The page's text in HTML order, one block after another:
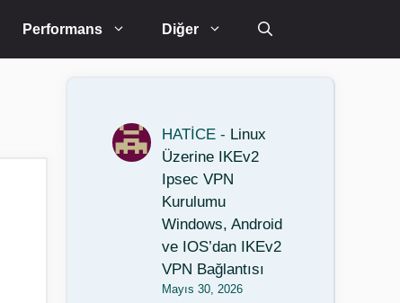
Performans Diğer
HATİCE - Linux
Üzerine IKEv2
Ipsec VPN
Kurulumu
Windows, Android
ve IOS’dan IKEv2
VPN Bağlantısı
Mayıs 30, 2026